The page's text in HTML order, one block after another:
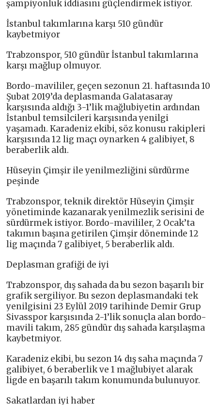
şampiyonluk iddiasını güçlendirmek istiyor.
İstanbul takımlarına karşı 510 gündür
kaybetmiyor
Trabzonspor, 510 gündür İstanbul takımlarına
karşı mağlup olmuyor.
Bordo-mavililer, geçen sezonun 21. haftasında 10
Şubat 2019’da deplasmanda Galatasaray
karşısında aldığı 3-1’lik mağlubiyetin ardından
İstanbul temsilcileri karşısında yenilgi
yaşamadı. Karadeniz ekibi, söz konusu rakipleri
karşısında 12 lig maçı oynarken 4 galibiyet, 8
beraberlik aldı.
Hüseyin Çimşir ile yenilmezliğini sürdürme
peşinde
Trabzonspor, teknik direktör Hüseyin Çimşir
yönetiminde kazanarak yenilmezlik serisini de
sürdürmek istiyor. Bordo-mavililer, 2 Ocak’ta
takımın başına getirilen Çimşir döneminde 12
lig maçında 7 galibiyet, 5 beraberlik aldı.
Deplasman grafiği de iyi
Trabzonspor, dış sahada da bu sezon başarılı bir
grafik sergiliyor. Bu sezon deplasmandaki tek
yenilgisini 23 Eylül 2019 tarihinde Demir Grup
Sivasspor karşısında 2-1’lik sonuçla alan bordo-
mavili takım, 285 gündür dış sahada karşılaşma
kaybetmiyor.
Karadeniz ekibi, bu sezon 14 dış saha maçında 7
galibiyet, 6 beraberlik ve 1 mağlubiyet alarak
ligde en başarılı takım konumunda bulunuyor.
Sakatlardan iyi haber